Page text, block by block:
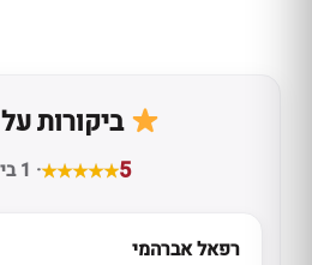
ביקורות על
5 · 1 ביקורות
רפאל אברהמי